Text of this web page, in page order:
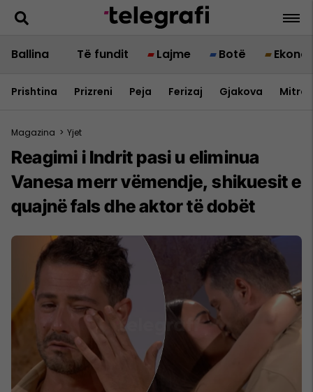
Ballina Të fundit Lajme Botë
Prishtina Prizreni Peja Ferizaj Gjakova
Magazina > Yjet
Reagimi i Indrit pasi u eliminua
Vanesa merr vëmendje, shikuesit e
quajnë fals dhe aktor të dobët